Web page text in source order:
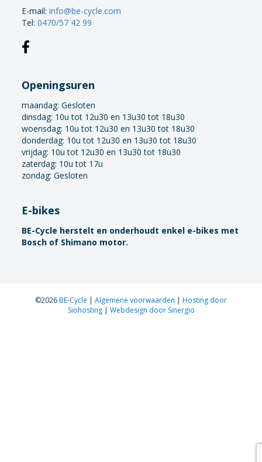
E-mail:info@be-cycle.com
Tel:0470/57 42 99
Openingsuren
maandag:Gesloten
dinsdag: 10u tot 12u30 en 13u30 tot 18u30
woensdag: 10u tot 12u30 en 13u30 tot 18u30
donderdag: 10u tot 12u30 en 13u30 tot 18u30
vrijdag: 10u tot 12u30 en 13u30 tot 18u30
zaterdag: 10u tot 17u
zondag: Gesloten
E-bikes
BE-Cycle herstelt en onderhoudt enkel e-bikes met
Bosch of Shimano motor.
©2026BE-Cycle | Algemene voorwaarden | Hosting door
Siohosting | Webdesign door Sinergio